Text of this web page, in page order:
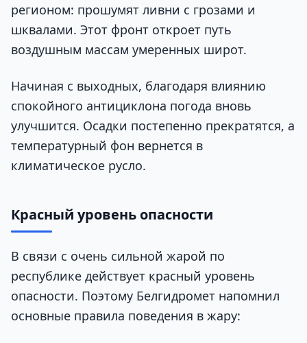
регионом: прошумят ливни с грозами и
шквалами. Этот фронт откроет путь
воздушным массам умеренных широт.
Начиная с выходных, благодаря влиянию
спокойного антициклона погода вновь
улучшится. Осадки постепенно прекратятся, а
температурный фон вернется в
климатическое русло.
Красный уровень опасности
В связи с очень сильной жарой по
республике действует красный уровень
опасности. Поэтому Белгидромет напомнил
основные правила поведения в жару: